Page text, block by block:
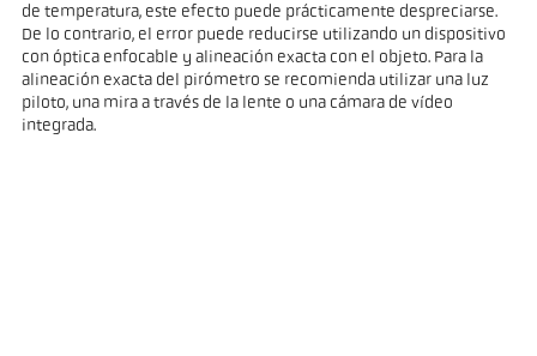
de temperatura, este efecto puede prácticamente despreciarse.
De lo contrario, el error puede reducirse utilizando un dispositivo
con óptica enfocable y alineación exacta con el objeto. Para la
alineación exacta del pirómetro se recomienda utilizar una luz
piloto, una mira a través de la lente o una cámara de vídeo
integrada.